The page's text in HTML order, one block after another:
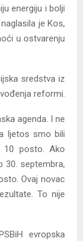
energiju i bolji
je Kos,
u ostvarenju
sredstva iz
reformi.
agenda. I ne
ljetos smo bili
10 posto. Ako
30. septembra,
Ovaj novac
To nije
evropska